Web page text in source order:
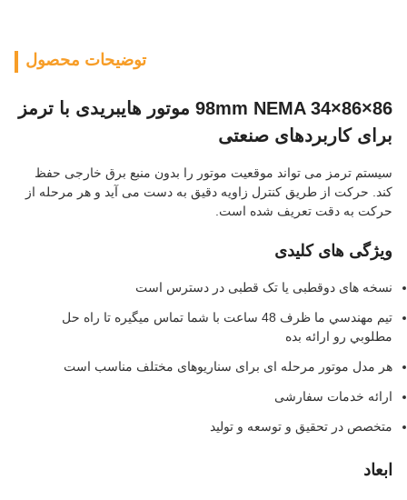
توضیحات محصول
86×86×98mm NEMA 34 موتور هایبریدی با ترمز
کاربردهای صنعتی
ترمز می تواند موقعیت موتور را بدون منبع برق خارجی حفظ
حرکت از طریق کنترل زاویه دقیق به دست می آید و هر مرحله از
به دقت تعریف شده است.
های کلیدی
های دوقطبی یا تک قطبی در دسترس است
تيم مهندسي ما ظرف 48 ساعت با شما تماس ميگيره تا راه حل
رو ارائه بده
مدل موتور مرحله ای برای سناریوهای مختلف مناسب است
خدمات سفارشی
در تحقیق و توسعه و تولید